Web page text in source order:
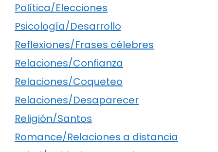
Política/Elecciones
Psicología/Desarrollo
Reflexiones/Frases célebres
Relaciones/Confianza
Relaciones/Coqueteo
Relaciones/Desaparecer
Religión/Santos
Romance/Relaciones a distancia